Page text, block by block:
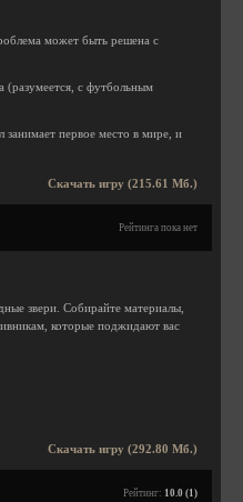
может быть решена с
(разумеется, с футбольным
первое место в мире, и
Скачать игру (215.61 Мб.)
Рейтинга пока нет
звери. Собирайте материалы,
которые поджидают вас
Скачать игру (292.80 Мб.)
Рейтинг: 10.0 (1)